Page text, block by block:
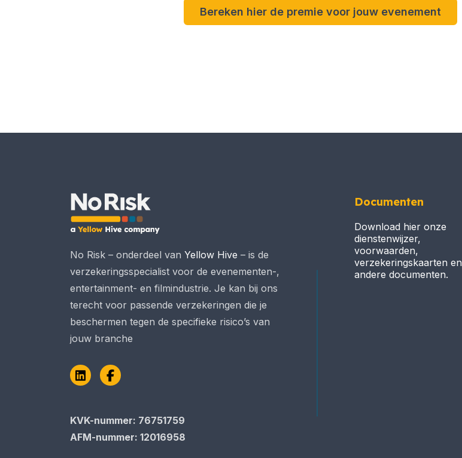
Bereken hier de premie voor jouw evenement
No Risk – onderdeel van Yellow Hive – is de
verzekeringsspecialist voor de evenementen-,
entertainment- en filmindustrie. Je kan bij ons
terecht voor passende verzekeringen die je
beschermen tegen de specifieke risico’s van
jouw branche
LinkedInFacebook
KVK-nummer: 76751759
AFM-nummer: 12016958
Documenten
Download hier onze
dienstenwijzer,
voorwaarden,
verzekeringskaarten en
andere documenten.